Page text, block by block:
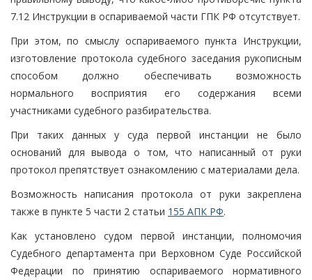
7.12 Инструкции в оспариваемой части ГПК РФ отсутствует.
При этом, по смыслу оспариваемого пункта Инструкции,
изготовление протокола судебного заседания рукописным
способом должно обеспечивать возможность
нормального восприятия его содержания всеми
участниками судебного разбирательства.
При таких данных у суда первой инстанции не было
оснований для вывода о том, что написанный от руки
протокол препятствует ознакомлению с материалами дела.
Возможность написания протокола от руки закреплена
также в пункте 5 части 2 статьи 155 АПК РФ.
Как установлено судом первой инстанции, полномочия
Судебного департамента при Верховном Суде Российской
Федерации по принятию оспариваемого нормативного